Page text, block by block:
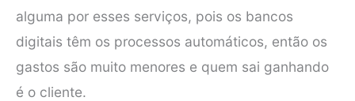
alguma por esses serviços, pois os bancos
digitais têm os processos automáticos, então os
gastos são muito menores e quem sai ganhando
é o cliente.